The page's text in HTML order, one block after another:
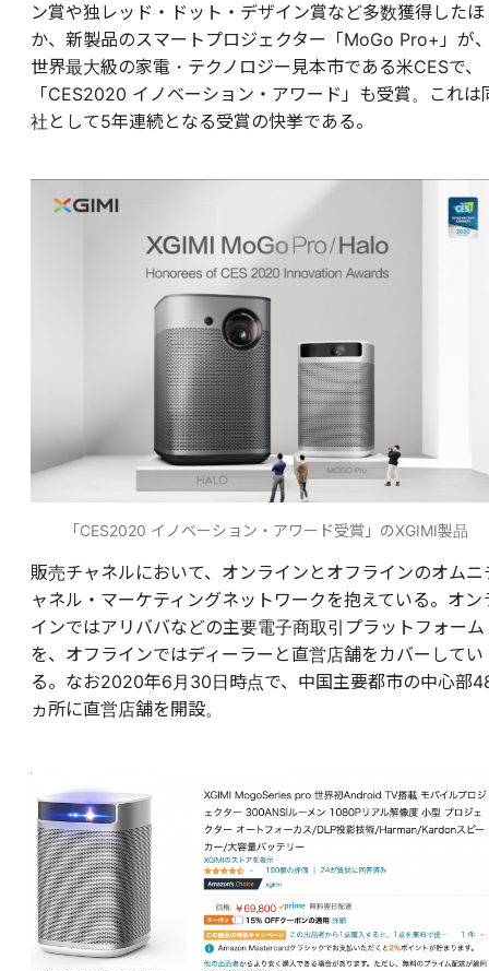
ン賞や独レッド・ドット・デザイン賞など多数獲得したほ
か、 新製品のスマートプロジェクター「MoGo Pro+」が
世界最大級の家電・テクノロジー見本市である米CESで、
「CES2020 イノベーション・アワード」も受賞。これは
社として5年連続となる受賞の快挙である。
「CES2020 イノベーション・アワード受賞」のXGIMI製品
販売チャネルにおいて、オンラインとオフラインのオムニ
ャネル・マーケティングネットワークを抱えている。オン
インではアリババなどの主要電子商取引プラットフォーム
を、オフラインではディーラーと直営店舗をカバーしてい
る。なお2020年6月30日時点で、中国主要都市の中心部
ヵ所に直営店舗を開設。